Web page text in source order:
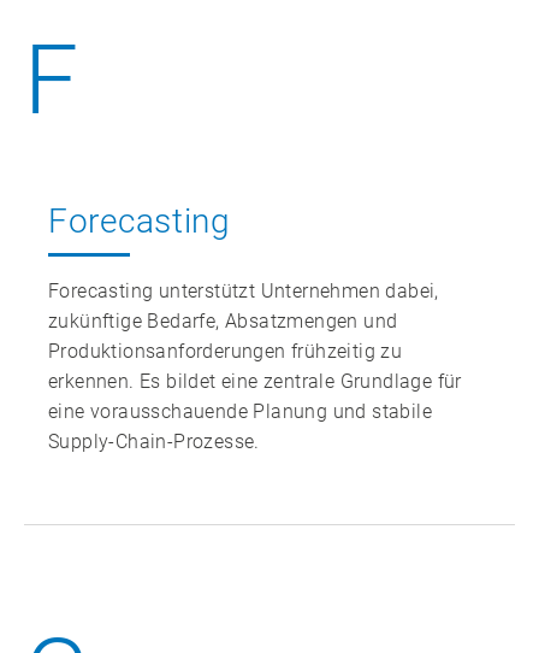
F
Forecasting
Forecasting unterstützt Unternehmen dabei,
zukünftige Bedarfe, Absatzmengen und
Produktionsanforderungen frühzeitig zu
erkennen. Es bildet eine zentrale Grundlage für
eine vorausschauende Planung und stabile
Supply‑Chain‑Prozesse.